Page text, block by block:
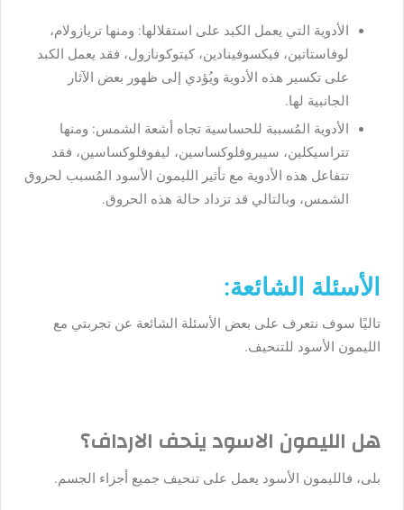
الأدوية التي يعمل الكبد على استقلالها: ومنها تريازولام،
لوفاستاتين، فيكسوفينادين، كيتوكونازول، فقد يعمل الكبد
على تكسير هذه الأدوية ويُؤدي إلى ظهور بعض الآثار
الجانبية لها.
الأدوية المُسببة للحساسية تجاه أشعة الشمس: ومنها
تتراسيكلين، سيبروفلوكساسين، ليفوفلوكساسين، فقد
تتفاعل هذه الأدوية مع تأثير الليمون الأسود المُسبب لحروق
الشمس، وبالتالي قد تزداد حالة هذه الحروق.
الأسئلة الشائعة:
تاليًا سوف نتعرف على بعض الأسئلة الشائعة عن تجربتي مع
الليمون الأسود للتنحيف.
هل الليمون الاسود ينحف الارداف؟
بلى، فالليمون الأسود يعمل على تنحيف جميع أجزاء الجسم.